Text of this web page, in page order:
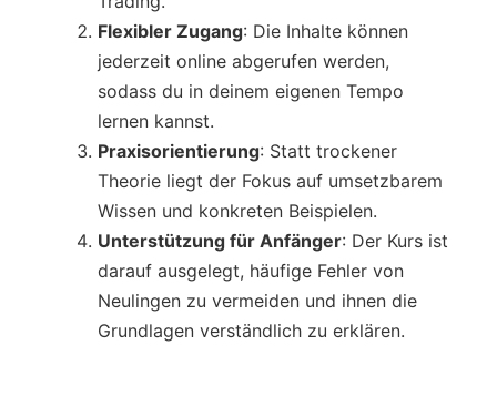
Flexibler Zugang: Die Inhalte können
jederzeit online abgerufen werden,
sodass du in deinem eigenen Tempo
lernen kannst.
Praxisorientierung: Statt trockener
Theorie liegt der Fokus auf umsetzbarem
Wissen und konkreten Beispielen.
Unterstützung für Anfänger: Der Kurs ist
darauf ausgelegt, häufige Fehler von
Neulingen zu vermeiden und ihnen die
Grundlagen verständlich zu erklären.